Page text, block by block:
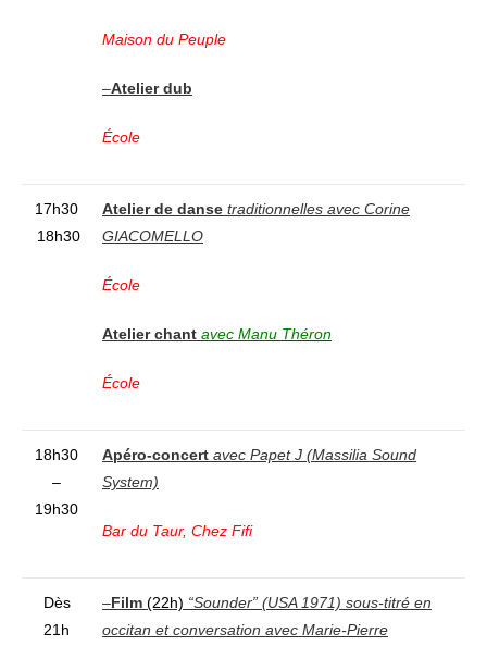
Maison du Peuple
–Atelier dub
École
17h30
18h30
Atelier de danse traditionnelles avec Corine
GIACOMELLO
École
Atelier chant avec Manu Théron
École
18h30
–
19h30
Apéro-concert avec Papet J (Massilia Sound
System)
Bar du Taur, Chez Fifi
Dès
21h
–Film (22h) “Sounder” (USA 1971) sous-titré en
occitan et conversation avec Marie-Pierre